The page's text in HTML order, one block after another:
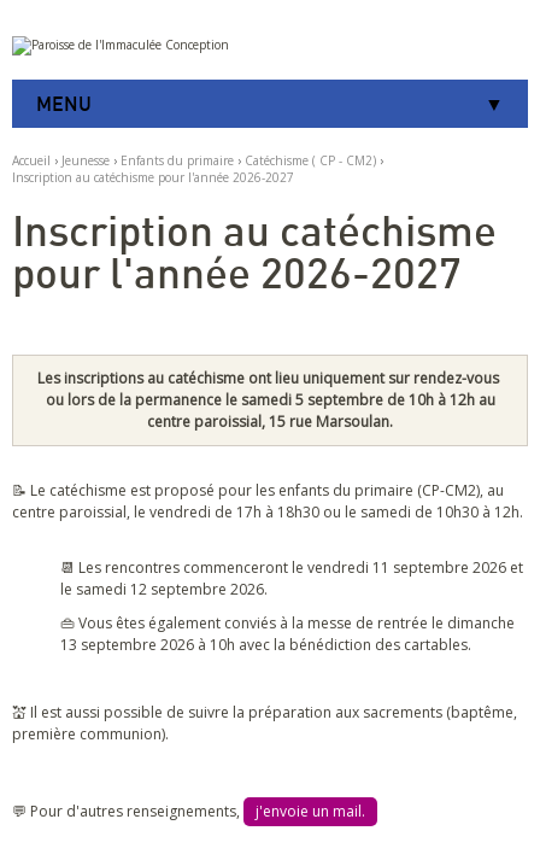
Aller
au
contenu.
à
navigation
Outils
personnels
MENU
Accueil › Jeunesse › Enfants du primaire › Catéchisme ( CP - CM2) ›
Inscription au catéchisme pour l'année 2026-2027
Inscription au catéchisme
pour l'année 2026-2027
Les inscriptions au catéchisme ont lieu uniquement sur rendez-vous
ou lors de la permanence le samedi 5 septembre de 10h à 12h au
centre paroissial, 15 rue Marsoulan.
📝 Le catéchisme est proposé pour les enfants du primaire (CP-CM2), au
centre paroissial, le vendredi de 17h à 18h30 ou le samedi de 10h30 à 12h.
📆 Les rencontres commenceront le vendredi 11 septembre 2026 et
le samedi 12 septembre 2026.
👜 Vous êtes également conviés à la messe de rentrée le dimanche
13 septembre 2026 à 10h avec la bénédiction des cartables.
💒 Il est aussi possible de suivre la préparation aux sacrements (baptême,
première communion).
💬 Pour d'autres renseignements, j'envoie un mail.